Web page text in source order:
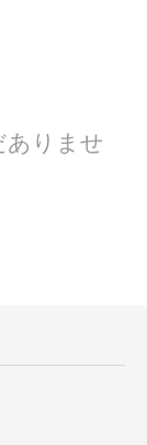
ありませ